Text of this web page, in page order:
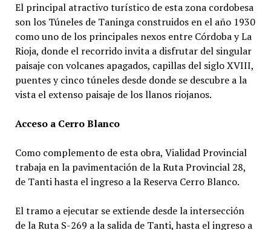
El principal atractivo turístico de esta zona cordobesa
son los Túneles de Taninga construidos en el año 1930
como uno de los principales nexos entre Córdoba y La
Rioja, donde el recorrido invita a disfrutar del singular
paisaje con volcanes apagados, capillas del siglo XVIII,
puentes y cinco túneles desde donde se descubre a la
vista el extenso paisaje de los llanos riojanos.
Acceso a Cerro Blanco
Como complemento de esta obra, Vialidad Provincial
trabaja en la pavimentación de la Ruta Provincial 28,
de Tanti hasta el ingreso a la Reserva Cerro Blanco.
El tramo a ejecutar se extiende desde la intersección
de la Ruta S-269 a la salida de Tanti, hasta el ingreso a